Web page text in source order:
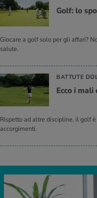
Golf: lo
Giocare a golf solo per gli affari?
salute.
BATTUTE
Ecco i
Rispetto ad altre discipline, il golf
accorgimenti.